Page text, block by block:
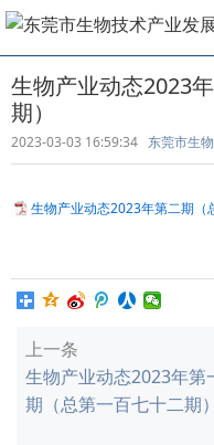
生物产业动态2023
期）
2023-03-03 16:59:34 东莞市生
生物产业动态2023年第二期（
上一条
生物产业动态2023年第
期（总第一百七十二期）